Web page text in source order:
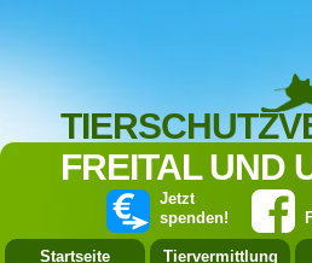
FREITAL UND
Jetzt
spenden!
Startseite Tiervermittlung